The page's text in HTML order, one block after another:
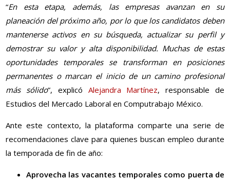
“En esta etapa, además, las empresas avanzan en su
planeación del próximo año, por lo que los candidatos deben
mantenerse activos en su búsqueda, actualizar su perfil y
demostrar su valor y alta disponibilidad. Muchas de estas
oportunidades temporales se transforman en posiciones
permanentes o marcan el inicio de un camino profesional
más sólido”, explicó Alejandra Martínez, responsable de
Estudios del Mercado Laboral en Computrabajo México.
Ante este contexto, la plataforma comparte una serie de
recomendaciones clave para quienes buscan empleo durante
la temporada de fin de año:
Aprovecha las vacantes temporales como puerta de